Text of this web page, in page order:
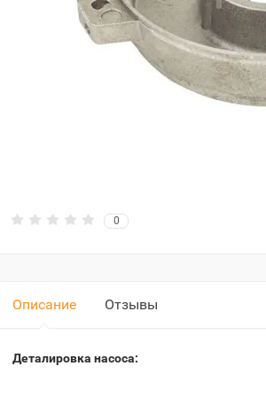
0
Описание Отзывы
Деталировка насоса: